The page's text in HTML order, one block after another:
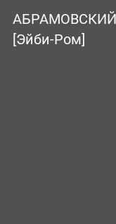
АБРАМОВСКИЙ
[Эйби-Ром]